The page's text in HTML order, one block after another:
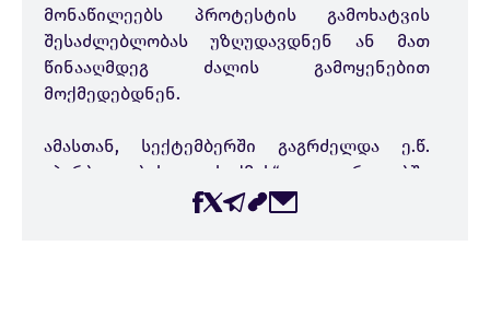
მონაწილეებს პროტესტის გამოხატვის
შესაძლებლობას უზღუდავდნენ ან მათ
წინააღმდეგ ძალის გამოყენებით
მოქმედებდნენ.
ამასთან, სექტემბერში გაგრძელდა ე.წ.
„პირბადეების საქმის“ ფარგლებში
არასამთავრობო ორგანიზაციებისა და მათი